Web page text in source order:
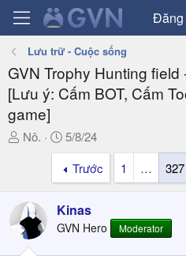
Đăng
Lưu trữ - Cuộc sống
GVN Trophy Hunting
[Lưu ý: Cấm BOT, Cấm
game]
T
a
d
s
t
Nô.
N
g
à
y
g
ử
5/8/24
Trước
1 … 327
Kinas
GVN Hero Moderator